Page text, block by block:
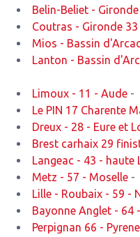
Belin-Beliet -
Coutras - Gironde
Mios - Bassin
Lanton - Bassin
Limoux - 11 - Aude -
Le PIN 17 Charente
Dreux - 28 - Eure et
Brest carhaix 29
Langeac - 43 - haute
Metz - 57 - Moselle -
Lille - Roubaix - 59 -
Bayonne Anglet - 64
Perpignan 66 -